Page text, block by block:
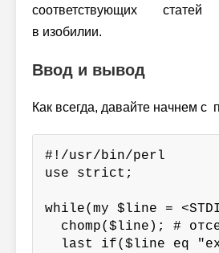
соответствующих
в изобилии.
Ввод и вывод
Как всегда, давайте начнем с
#!/usr/bin/perl
use strict;
while(my $line =
chomp($line); #
last if($line eq